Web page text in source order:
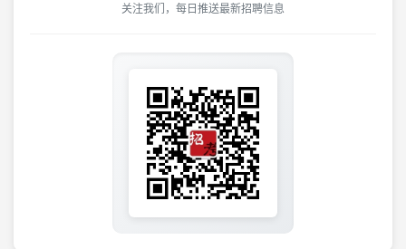
关注我们，每日推送最新招聘信息